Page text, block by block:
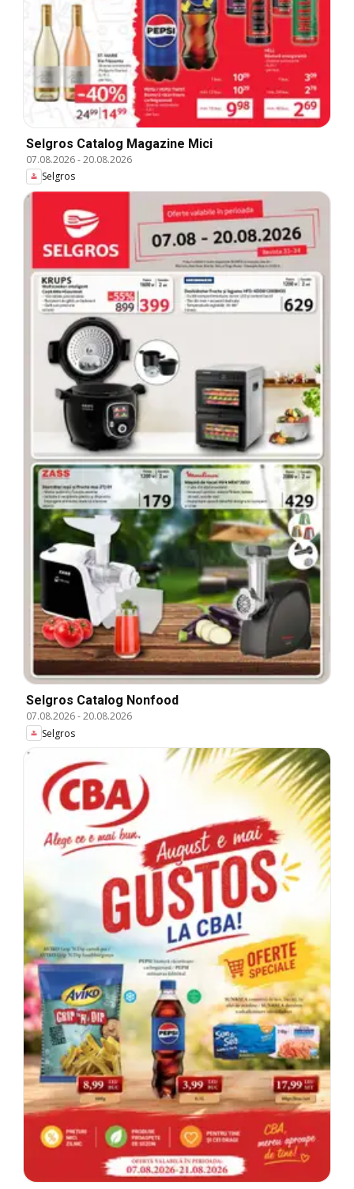
Selgros Catalog Magazine Mici
07.08.2026-20.08.2026
Selgros
Selgros Catalog Nonfood
07.08.2026-20.08.2026
Selgros